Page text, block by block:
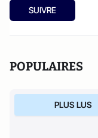
agriculteurs, les
Les articles partagés
SUIVRE
POPULAIRES
PLUS LUS